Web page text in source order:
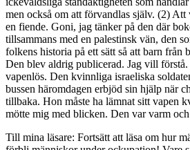
men också om att förvandlas själv. (2) Att
en fiende. Goni, jag tänker på den där
tillsammans med en palestinsk vän, den
folkens historia på ett sätt så att barn från
Den blev aldrig publicerad. Jag vill
vapenlös. Den kvinnliga israeliska
bussen häromdagen erbjöd sin hjälp när
tillbaka. Hon måste ha lämnat sitt vapen
mötte mig med blicken. Den var varm
Till mina läsare: Fortsätt att läsa om hur